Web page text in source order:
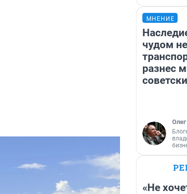
МНЕНИЕ
чудом
разнес
«Не